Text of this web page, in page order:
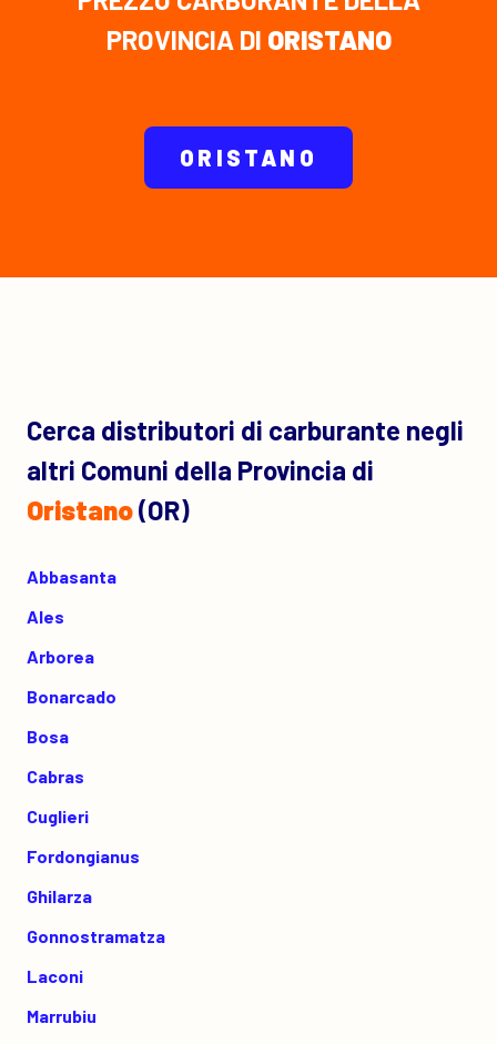
PROVINCIA DI ORISTANO
ORISTANO
Cerca distributori di carburante negli
altri Comuni della Provincia di
Oristano(OR)
Abbasanta
Ales
Arborea
Bonarcado
Bosa
Cabras
Cuglieri
Fordongianus
Ghilarza
Gonnostramatza
Laconi
Marrubiu